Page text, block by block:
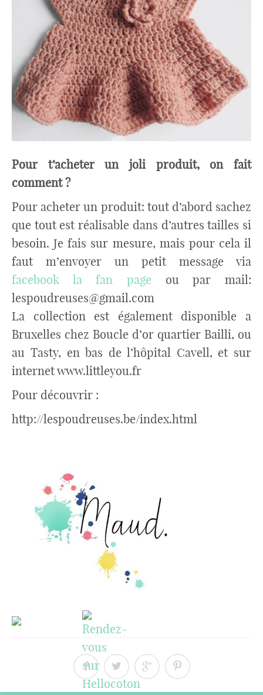
Pour t’acheter un joli produit, on fait
comment ?
Pour acheter un produit: tout d’abord sachez
que tout est réalisable dans d’autres tailles si
besoin. Je fais sur mesure, mais pour cela il
faut m’envoyer un petit message via
facebook la fan page ou par mail:
lespoudreuses@gmail.com
La collection est également disponible a
Bruxelles chez Boucle d’or quartier Bailli, ou
au Tasty, en bas de l’hôpital Cavell, et sur
internet www.littleyou.fr
Pour découvrir :
http://lespoudreuses.be/index.html